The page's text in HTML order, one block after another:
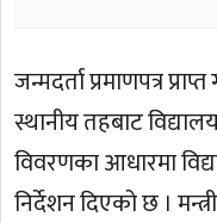
जन्मदर्ता प्रमाणपत्र
स्थानीय तहबाट
विवरणका आधारमा
निर्देशन दिएको छ ।